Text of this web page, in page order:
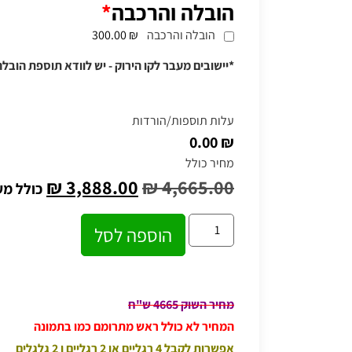
הובלה והרכבה*
הובלה והרכבה
₪ 300.00
*יישובים מעבר לקו הירוק - יש לוודא תוספת
עלות תוספות/הורדות
₪ 0.00
מחיר כולל
₪4,665.00
₪3,888.00 כולל
הוספה לסל
מחיר השוק 4665 ש"ח
המחיר לא כולל ראש מתרומם כמו בתמונה